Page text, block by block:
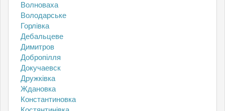
Волноваха
Володарське
Горлівка
Дебальцеве
Димитров
Добропілля
Докучаевск
Дружківка
Ждановка
Константиновка